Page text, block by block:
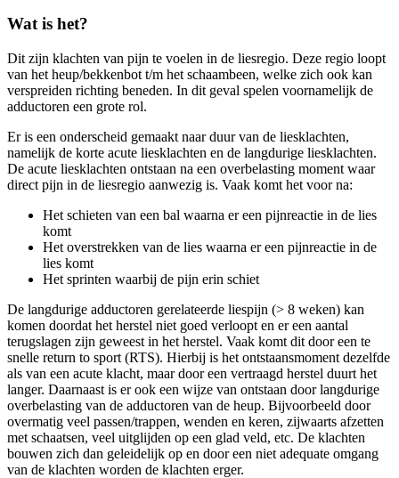
Wat is het?
Dit zijn klachten van pijn te voelen in de liesregio. Deze regio loopt
van het heup/bekkenbot t/m het schaambeen, welke zich ook kan
verspreiden richting beneden. In dit geval spelen voornamelijk de
adductoren een grote rol.
Er is een onderscheid gemaakt naar duur van de liesklachten,
namelijk de korte acute liesklachten en de langdurige liesklachten.
De acute liesklachten ontstaan na een overbelasting moment waar
direct pijn in de liesregio aanwezig is. Vaak komt het voor na:
Het schieten van een bal waarna er een pijnreactie in de lies
komt
Het overstrekken van de lies waarna er een pijnreactie in de
lies komt
Het sprinten waarbij de pijn erin schiet
De langdurige adductoren gerelateerde liespijn (> 8 weken) kan
komen doordat het herstel niet goed verloopt en er een aantal
terugslagen zijn geweest in het herstel. Vaak komt dit door een te
snelle return to sport (RTS). Hierbij is het ontstaansmoment dezelfde
als van een acute klacht, maar door een vertraagd herstel duurt het
langer. Daarnaast is er ook een wijze van ontstaan door langdurige
overbelasting van de adductoren van de heup. Bijvoorbeeld door
overmatig veel passen/trappen, wenden en keren, zijwaarts afzetten
met schaatsen, veel uitglijden op een glad veld, etc. De klachten
bouwen zich dan geleidelijk op en door een niet adequate omgang
van de klachten worden de klachten erger.